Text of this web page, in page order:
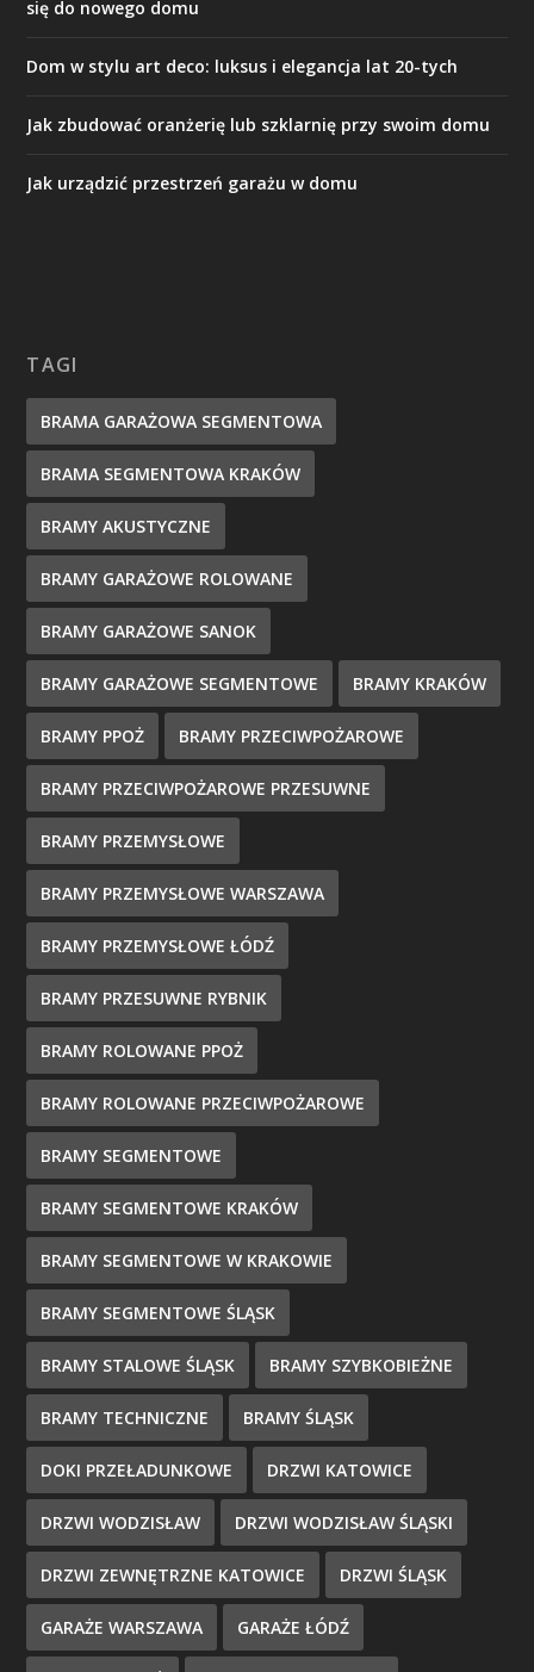
się do nowego domu
Dom w stylu art deco: luksus i elegancja lat 20-tych
Jak zbudować oranżerię lub szklarnię przy swoim domu
Jak urządzić przestrzeń garażu w domu
TAGI
BRAMA GARAŻOWA SEGMENTOWA
BRAMA SEGMENTOWA KRAKÓW
BRAMY AKUSTYCZNE
BRAMY GARAŻOWE ROLOWANE
BRAMY GARAŻOWE SANOK
BRAMY GARAŻOWE SEGMENTOWE BRAMY KRAKÓW
BRAMY PPOŻ BRAMY PRZECIWPOŻAROWE
BRAMY PRZECIWPOŻAROWE PRZESUWNE
BRAMY PRZEMYSŁOWE
BRAMY PRZEMYSŁOWE WARSZAWA
BRAMY PRZEMYSŁOWE ŁÓDŹ
BRAMY PRZESUWNE RYBNIK
BRAMY ROLOWANE PPOŻ
BRAMY ROLOWANE PRZECIWPOŻAROWE
BRAMY SEGMENTOWE
BRAMY SEGMENTOWE KRAKÓW
BRAMY SEGMENTOWE W KRAKOWIE
BRAMY SEGMENTOWE ŚLĄSK
BRAMY STALOWE ŚLĄSK BRAMY SZYBKOBIEŻNE
BRAMY TECHNICZNE BRAMY ŚLĄSK
DOKI PRZEŁADUNKOWE DRZWI KATOWICE
DRZWI WODZISŁAW DRZWI WODZISŁAW ŚLĄSKI
DRZWI ZEWNĘTRZNE KATOWICE DRZWI ŚLĄSK
GARAŻE WARSZAWA GARAŻE ŁÓDŹ